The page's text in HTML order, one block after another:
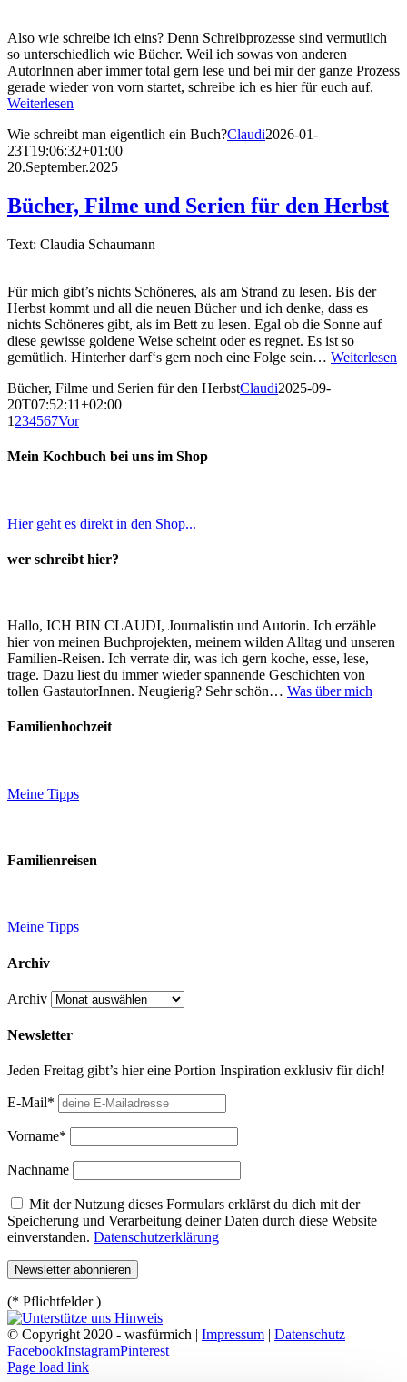
Also wie schreibe ich eins? Denn Schreibprozesse sind vermutlich
so unterschiedlich wie Bücher. Weil ich sowas von anderen
AutorInnen aber immer total gern lese und bei mir der ganze Prozess
gerade wieder von vorn startet, schreibe ich es hier für euch auf.
Weiterlesen
Wie schreibt man eigentlich ein Buch?Claudi2026-01-
23T19:06:32+01:00
20.September.2025
Bücher, Filme und Serien für den Herbst
Text: Claudia Schaumann
Für mich gibt’s nichts Schöneres, als am Strand zu lesen. Bis der
Herbst kommt und all die neuen Bücher und ich denke, dass es
nichts Schöneres gibt, als im Bett zu lesen. Egal ob die Sonne auf
diese gewisse goldene Weise scheint oder es regnet. Es ist so
gemütlich. Hinterher darf‘s gern noch eine Folge sein… Weiterlesen
Bücher, Filme und Serien für den HerbstClaudi2025-09-
20T07:52:11+02:00
1 234567Vor
Mein Kochbuch bei uns im Shop
Hier geht es direkt in den Shop...
wer schreibt hier?
Hallo, ICH BIN CLAUDI, Journalistin und Autorin. Ich erzähle
hier von meinen Buchprojekten, meinem wilden Alltag und unseren
Familien-Reisen. Ich verrate dir, was ich gern koche, esse, lese,
trage. Dazu liest du immer wieder spannende Geschichten von
tollen GastautorInnen. Neugierig? Sehr schön… Was über mich
Familienhochzeit
Meine Tipps
Familienreisen
Meine Tipps
Archiv
Archiv
Newsletter
Jeden Freitag gibt’s hier eine Portion Inspiration exklusiv für dich!
E-Mail*
Vorname*
Nachname
Mit der Nutzung dieses Formulars erklärst du dich mit der
Speicherung und Verarbeitung deiner Daten durch diese Website
einverstanden. Datenschutzerklärung
(* Pflichtfelder )
© Copyright 2020 - wasfürmich | Impressum | Datenschutz
FacebookInstagramPinterest
Page load link